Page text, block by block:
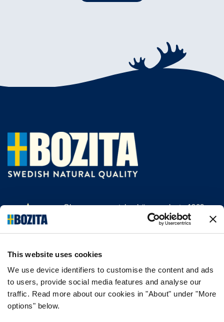
This website uses cookies
We use device identifiers to customise the content and ads
to users, provide social media features and analyse our
traffic. Read more about our cookies in "About" under "More
options" below.
Olemme menestyksekäs, vuodesta 1903
saakka kissan- ja koiranruokaa valmistava
yritys Vårgårdasta, Ruotsista. Pidämme
Teemme koiran- ja kissanruokaa
korkealaatuisista ainesosista ja ilman
tarpeettomia lisäaineita.